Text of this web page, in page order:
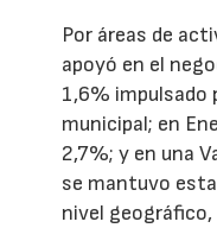
Por áreas de
apoyó en el
1,6% impulsado
municipal; en
2,7%; y en una
se mantuvo
nivel